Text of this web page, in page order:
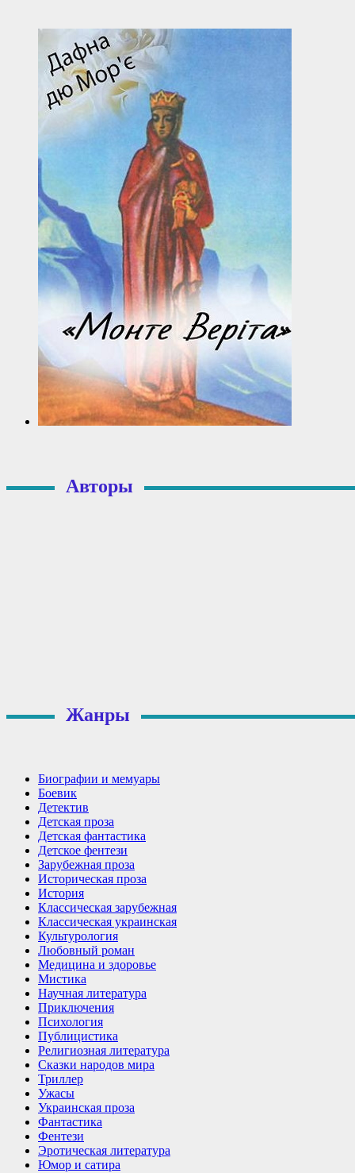
Авторы
Жанры
Биографии и мемуары
Боевик
Детектив
Детская проза
Детская фантастика
Детское фентези
Зарубежная проза
Историческая проза
История
Классическая зарубежная
Классическая украинская
Культурология
Любовный роман
Медицина и здоровье
Мистика
Научная литература
Приключения
Психология
Публицистика
Религиозная литература
Сказки народов мира
Триллер
Ужасы
Украинская проза
Фантастика
Фентези
Эротическая литература
Юмор и сатира